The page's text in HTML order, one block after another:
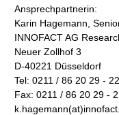
Ansprechpartnerin:
Karin Hagemann,
INNOFACT AG
Neuer Zollhof 3
D-40221 Düsseldorf
Tel: 0211 / 86 20 29 -
Fax: 0211 / 86 20 29 -